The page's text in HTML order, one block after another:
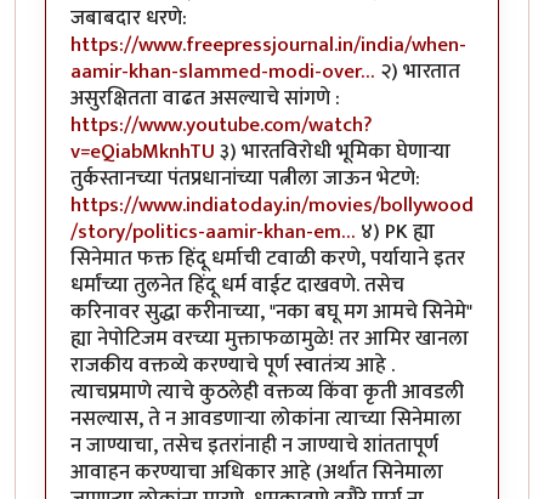
जबाबदार धरणे:
https://www.freepressjournal.in/india/when-
aamir-khan-slammed-modi-over… २) भारतात
असुरक्षितता वाढत असल्याचे सांगणे :
https://www.youtube.com/watch?
v=eQiabMknhTU३) भारतविरोधी भूमिका घेणाऱ्या
तुर्कस्तानच्या पंतप्रधानांच्या पत्नीला जाऊन भेटणे:
https://www.indiatoday.in/movies/bollywood
/story/politics-aamir-khan-em… ४) PK ह्या
सिनेमात फक्त हिंदू धर्माची टवाळी करणे, पर्यायाने इतर
धर्मांच्या तुलनेत हिंदू धर्म वाईट दाखवणे. तसेच
करिनावर सुद्धा करीनाच्या, "नका बघू मग आमचे सिनेमे"
ह्या नेपोटिजम वरच्या मुक्ताफळामुळे! तर आमिर खानला
राजकीय वक्तव्ये करण्याचे पूर्ण स्वातंत्र्य आहे .
त्याचप्रमाणे त्याचे कुठलेही वक्तव्य किंवा कृती आवडली
नसल्यास, ते न आवडणाऱ्या लोकांना त्याच्या सिनेमाला
न जाण्याचा, तसेच इतरांनाही न जाण्याचे शांततापूर्ण
आवाहन करण्याचा अधिकार आहे (अर्थात सिनेमाला